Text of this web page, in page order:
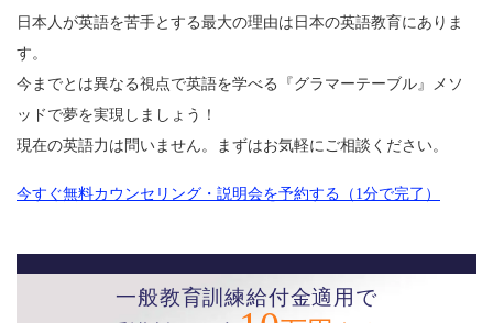
日本人が英語を苦手とする最大の理由は日本の英語教育にありま
す。
今までとは異なる視点で英語を学べる『グラマーテーブル』メソ
ッドで夢を実現しましょう！
現在の英語力は問いません。まずはお気軽にご相談ください。
今すぐ無料カウンセリング・説明会を予約する（1分で完了）
一般教育訓練給付金適用で